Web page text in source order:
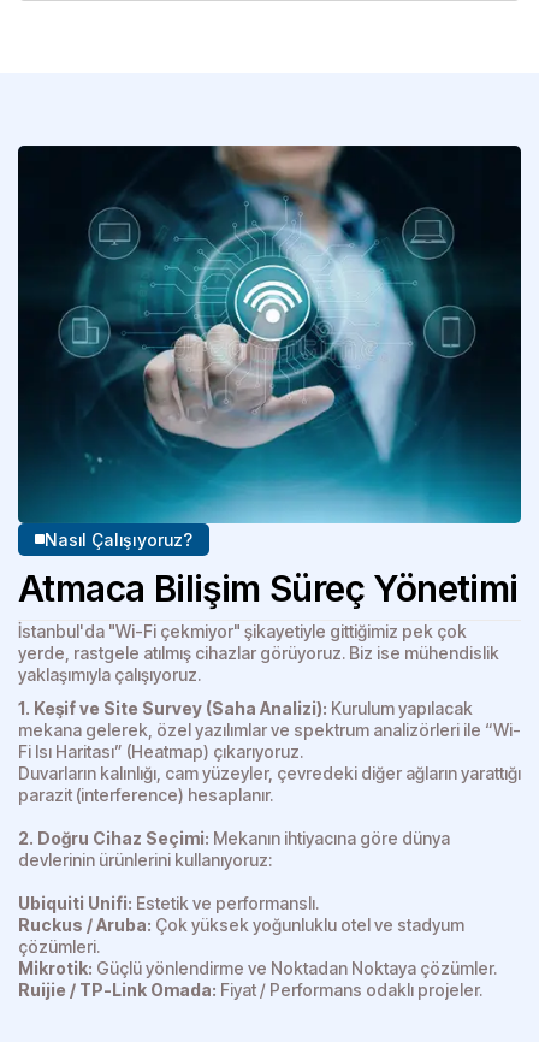
Nasıl Çalışıyoruz?
Atmaca Bilişim Süreç Yönetimi
İstanbul'da "Wi-Fi çekmiyor" şikayetiyle gittiğimiz pek çok
yerde, rastgele atılmış cihazlar görüyoruz. Biz ise mühendislik
yaklaşımıyla çalışıyoruz.
1. Keşif ve Site Survey (Saha Analizi): Kurulum yapılacak
mekana gelerek, özel yazılımlar ve spektrum analizörleri ile “Wi-
Fi Isı Haritası” (Heatmap) çıkarıyoruz.
Duvarların kalınlığı, cam yüzeyler, çevredeki diğer ağların yarattığı
parazit (interference) hesaplanır.
2. Doğru Cihaz Seçimi: Mekanın ihtiyacına göre dünya
devlerinin ürünlerini kullanıyoruz:
Ubiquiti Unifi: Estetik ve performanslı.
Ruckus / Aruba: Çok yüksek yoğunluklu otel ve stadyum
çözümleri.
Mikrotik: Güçlü yönlendirme ve Noktadan Noktaya çözümler.
Ruijie / TP-Link Omada: Fiyat / Performans odaklı projeler.